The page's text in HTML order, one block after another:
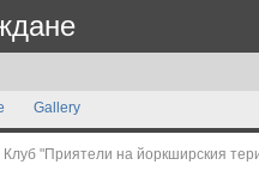
Gallery
Клуб "Приятели на йоркширския